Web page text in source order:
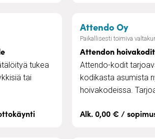
itsemaksaville
tukea
tai
Attendo Oy–
Paikallisesti toimiva
Attendon
Attendo-kodit
kodikasta asumista
hoivakodeissa.
Alk. 0,00 € /